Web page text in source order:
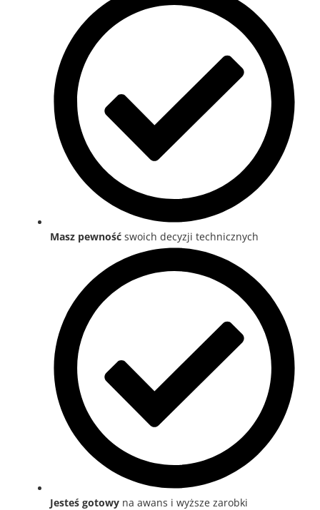
Masz pewność swoich decyzji technicznych
Jesteś gotowy na awans i wyższe zarobki